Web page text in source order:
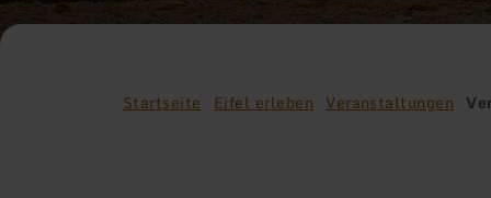
Startseite Eifel erleben Veranstaltungen